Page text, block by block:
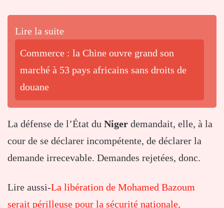
Lire la suite
Commerce : la Chine ouvre grand son
marché à 53 pays africains sans droits de
douane
La défense de l’État du Niger demandait, elle, à la
cour de se déclarer incompétente, de déclarer la
demande irrecevable. Demandes rejetées, donc.
Lire aussi-La libération de Mohamed Bazoum
serait périlleuse pour la sécurité nationale,